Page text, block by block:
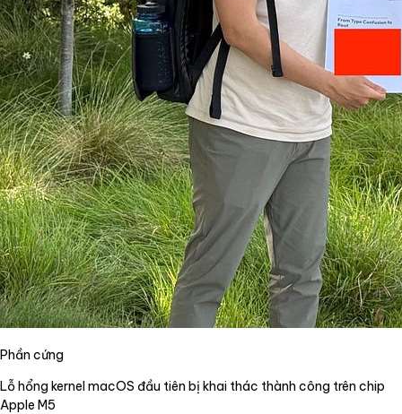
Phần cứng
Lỗ hổng kernel macOS đầu tiên bị khai thác thành công trên chip
Apple M5